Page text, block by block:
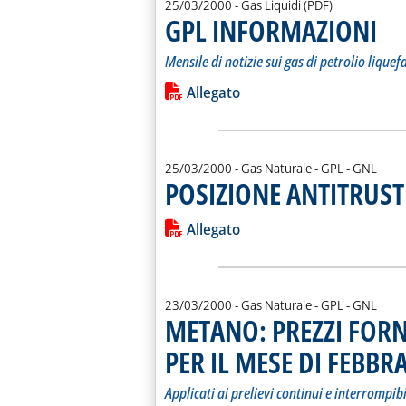
25/03/2000 - Gas Liquidi (PDF)
GPL INFORMAZIONI
Mensile di notizie sui gas di petrolio
Leggi tutta la notizia: 'GPL
Lista allegati PDF alla notizia
Allegato
25/03/2000 - Gas Naturale - GPL - GNL
POSIZIONE
Leggi tutta la notizia: 'POSIZIONE
Lista allegati PDF alla notizia
Allegato
23/03/2000 - Gas Naturale - GPL - GNL
METANO: PREZZI
PER IL MESE DI
Applicati ai prelievi continui e